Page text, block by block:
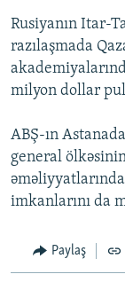
VIDEO
FOTOQALEREYA
İNFOQRAFIKA
RADIO ARXIV
OXU ZALI
AZƏRBAYCAN
İSLAM VƏ
İZ - MƏDƏNIYYƏT
HAQQIMIZDA
MISSIYAMIZ
PEŞƏ ETIKASI VƏ
AZADLIQRADIOSU
XƏBƏR
RFE/RL-in
Rusiyanın Itar-
razılaşmada
milyon dollar pul
ABŞ-ın
general
imkanlarını da
Paylaş